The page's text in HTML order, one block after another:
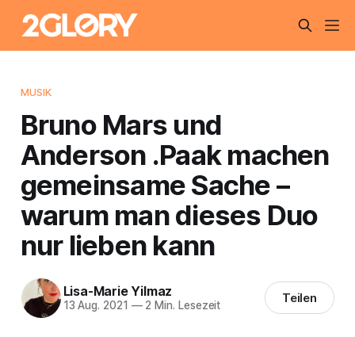
MUSIK
Bruno Mars und
Anderson .Paak machen
gemeinsame Sache –
warum man dieses Duo
nur lieben kann
Lisa-Marie Yilmaz
13 Aug. 2021 —2 Min. Lesezeit Teilen